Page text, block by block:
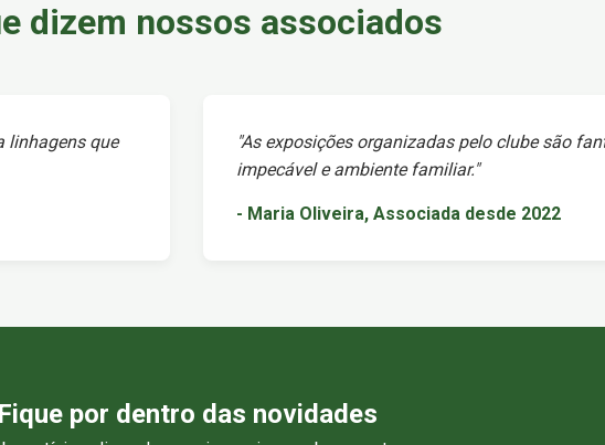
dizem nossos associados
linhagens que
"As exposições organizadas pelo clube são
impecável e ambiente familiar."
- Maria Oliveira, Associada desde 2022
Fique por dentro das novidades